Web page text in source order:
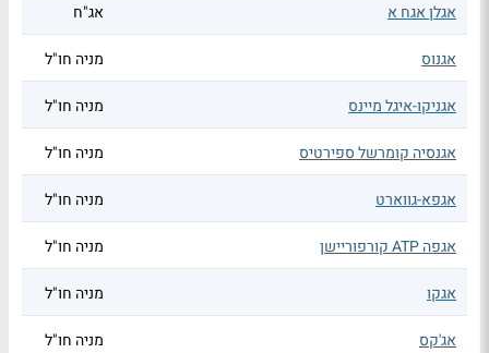
אגלן אגח א אג"ח
אגנוס מניה חו"ל
אגניקו-איגל מיינס מניה חו"ל
אגנסיה קומרשל ספירטיס מניה חו"ל
אגפא-גווארט מניה חו"ל
אגפה ATP קורפוריישן מניה חו"ל
אגקו מניה חו"ל
אג'קס מניה חו"ל